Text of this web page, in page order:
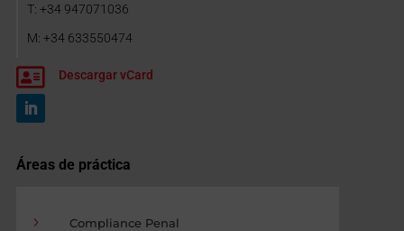
T: +34 947071036
M: +34 633550474
 Descargar vCard
Áreas de práctica
5 Compliance Penal